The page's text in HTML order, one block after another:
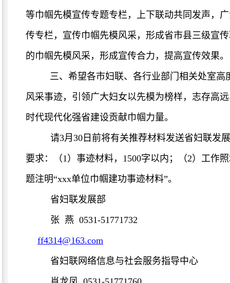
等巾帼先模宣传专题专栏，上下联动共同发声，
传专栏，宣传巾帼先模风采，形成省市县三级宣
的巾帼先模风采，形成宣传合力，提高宣传效果。
三、希望各市妇联、各行业部门相关处室
风采事迹，引领广大妇女以先模为榜样，志存高
时代现代化强省建设贡献巾帼力量。
请3月30日前将有关推荐材料发送省妇联发
要求：（1）事迹材料，1500字以内；（2）工作
题注明“xxx单位巾帼建功事迹材料”。
省妇联发展部
张 燕 0531-51771732
ff4314@163.com
省妇联网络信息与社会服务指导中心